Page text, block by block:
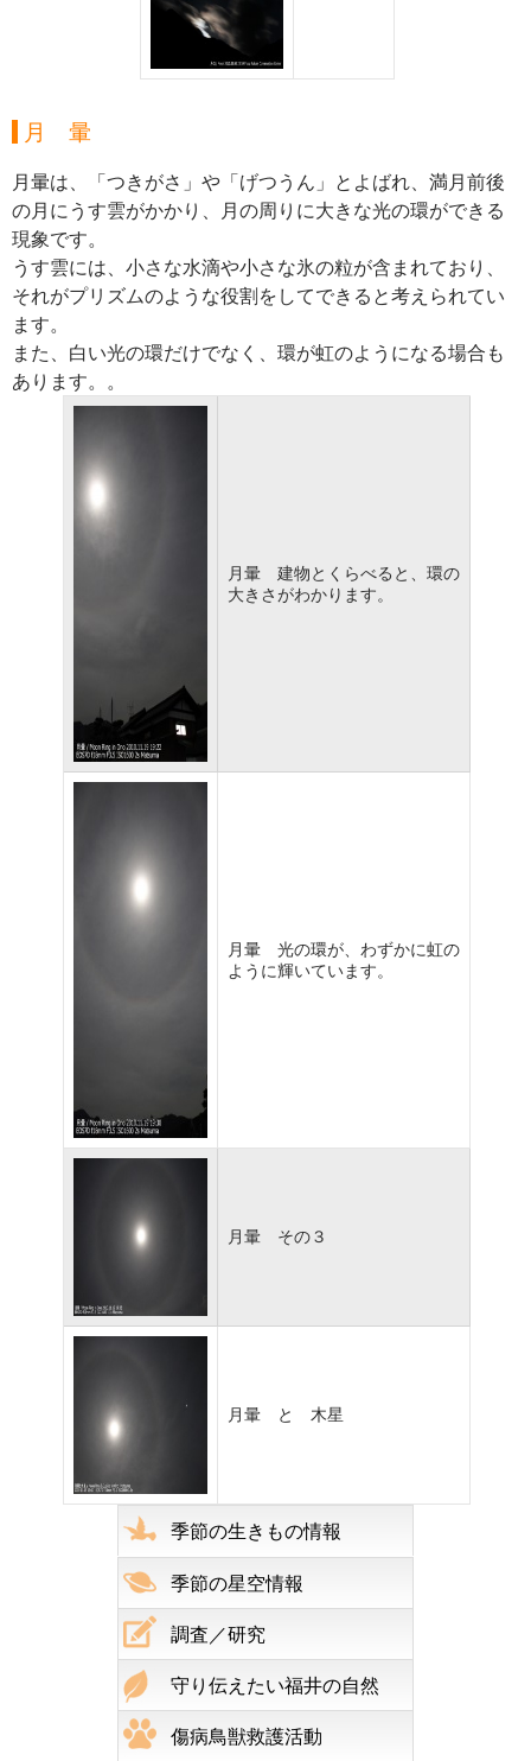
月 暈
月暈は、「つきがさ」や「げつうん」とよばれ、満月前後
の月にうす雲がかかり、月の周りに大きな光の環ができる
現象です。
うす雲には、小さな水滴や小さな氷の粒が含まれており、
それがプリズムのような役割をしてできると考えられてい
ます。
また、白い光の環だけでなく、環が虹のようになる場合も
あります。。
月暈 建物とくらべると、環の
大きさがわかります。
月暈 光の環が、わずかに虹の
ように輝いています。
月暈 その３
月暈 と 木星
季節の生きもの情報
季節の星空情報
調査／研究
守り伝えたい福井の自然
傷病鳥獣救護活動